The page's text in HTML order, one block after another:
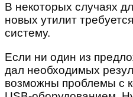
В некоторых случаях
новых утилит
систему.
Если ни один из
дал необходимых
возможны проблемы с